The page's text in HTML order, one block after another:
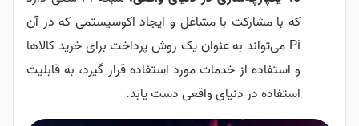
که با مشارکت با مشاغل و ایجاد اکوسیستمی که در آن
Pi می‌تواند به عنوان یک روش پرداخت برای خرید کالا‌ها
و استفاده از خدمات مورد استفاده قرار گیرد، به قابلیت
استفاده در دنیای واقعی دست یابد.